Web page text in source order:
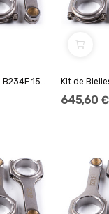
Kit de Bielles ZRP Volvo B234F 152.00 Pin:23.00...
645,60 €